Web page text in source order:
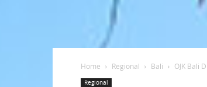
Home Regional Bali OJK Bali
Regional